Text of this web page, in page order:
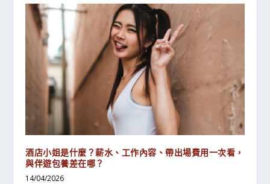
酒店小姐是什麼？薪水、工作內容、帶出場費用一次看，
與伴遊包養差在哪？
14/04/2026